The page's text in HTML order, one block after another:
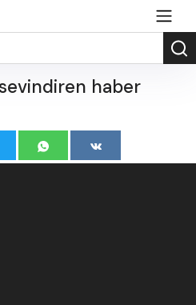
haber